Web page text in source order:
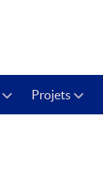
Projets